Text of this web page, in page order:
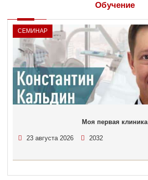
Обучение
СЕМИНАР
Моя первая клиника
23 августа 2026 2032